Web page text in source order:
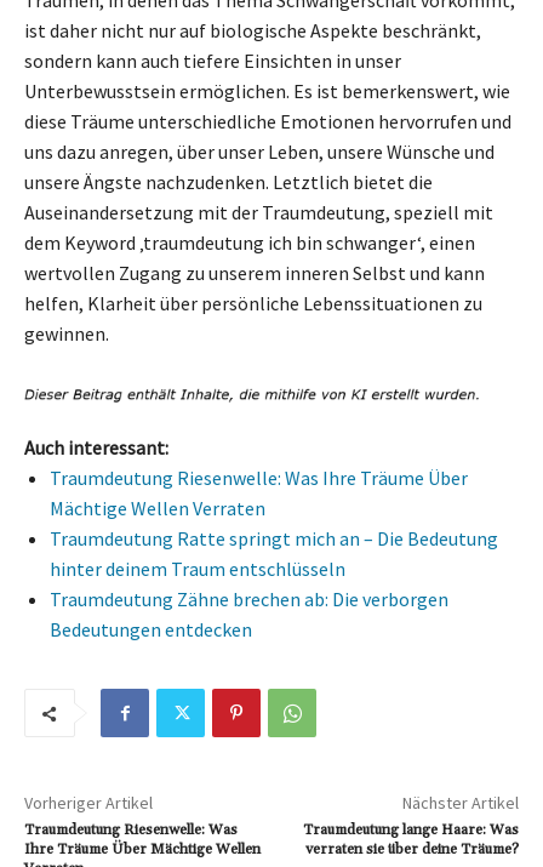
ist daher nicht nur auf biologische Aspekte beschränkt,
sondern kann auch tiefere Einsichten in unser
Unterbewusstsein ermöglichen. Es ist bemerkenswert, wie
diese Träume unterschiedliche Emotionen hervorrufen und
uns dazu anregen, über unser Leben, unsere Wünsche und
unsere Ängste nachzudenken. Letztlich bietet die
Auseinandersetzung mit der Traumdeutung, speziell mit
dem Keyword ‚traumdeutung ich bin schwanger‘, einen
wertvollen Zugang zu unserem inneren Selbst und kann
helfen, Klarheit über persönliche Lebenssituationen zu
gewinnen.
Auch interessant:
Traumdeutung Riesenwelle: Was Ihre Träume Über
Mächtige Wellen Verraten
Traumdeutung Ratte springt mich an – Die Bedeutung
hinter deinem Traum entschlüsseln
Traumdeutung Zähne brechen ab: Die verborgen
Bedeutungen entdecken
Vorheriger Artikel
Traumdeutung Riesenwelle: Was
Ihre Träume Über Mächtige Wellen
Nächster Artikel
Traumdeutung lange Haare: Was
verraten sie über deine Träume?